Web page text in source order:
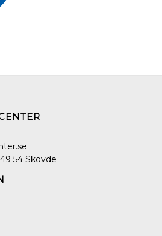
54 Skövde